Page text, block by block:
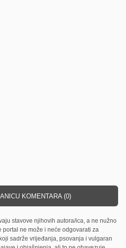
KOMENTARA (0)
stavove njihovih autora/ica, a ne nužno
portal ne može i neće odgovarati za
sadrže vrijeđanja, psovanja i vulgaran